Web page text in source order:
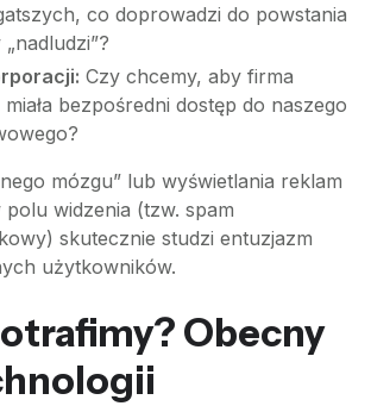
co doprowadzi do powstania
Czy chcemy, aby firma
bezpośredni dostęp do naszego
mózgu” lub wyświetlania reklam
widzenia (tzw. spam
skutecznie studzi entuzjazm
użytkowników.
Obecny